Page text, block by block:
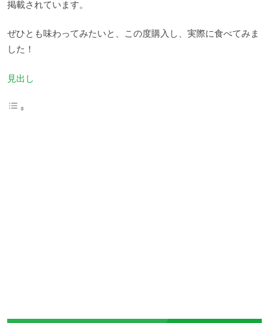
掲載されています。
ぜひとも味わってみたいと、この度購入し、実際に食べてみま
した！
見出し